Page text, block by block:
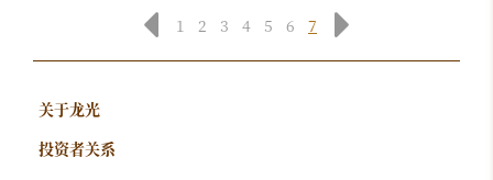
1 2 3 4 5 6 7
关于龙光
投资者关系